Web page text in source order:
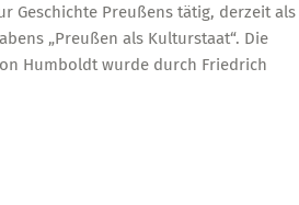
Geschichte Preußens tätig, derzeit als
„Preußen als Kulturstaat“. Die
Humboldt wurde durch Friedrich